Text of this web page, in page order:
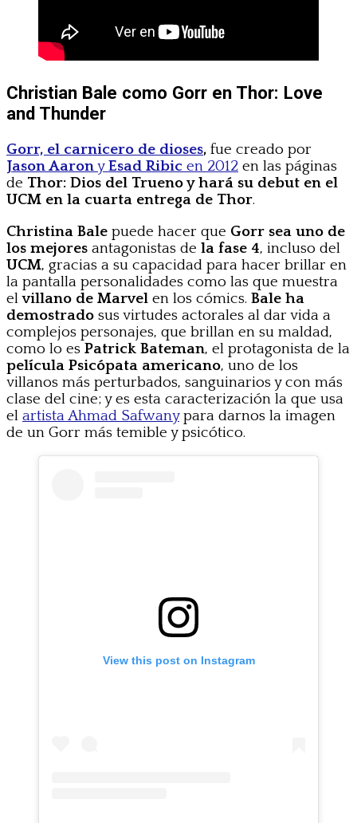
Christian Bale como Gorr en Thor: Love
and Thunder
Gorr, el carnicero de dioses, fue creado por
Jason AaronyEsad Ribic en 2012 en las páginas
de Thor: Dios del Trueno y hará su debut en el
UCM en la cuarta entrega de Thor.
Christina Bale puede hacer que Gorr sea uno de
los mejores antagonistas de la fase 4, incluso del
UCM, gracias a su capacidad para hacer brillar en
la pantalla personalidades como las que muestra
elvillano de Marvel en los cómics. Bale ha
demostrado sus virtudes actorales al dar vida a
complejos personajes, que brillan en su maldad,
como lo es Patrick Bateman, el protagonista de la
película Psicópata americano, uno de los
villanos más perturbados, sanguinarios y con más
clase del cine; y es esta caracterización la que usa
el artista Ahmad Safwanypara darnos la imagen
de un Gorr más temible y psicótico.
View this post on Instagram